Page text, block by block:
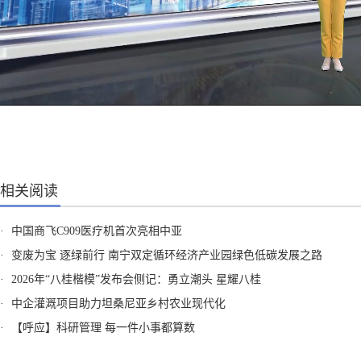
相关阅读
·
中国商飞C909医疗机首次亮相中亚
·
变废为宝 逐绿前行 南宁双定循环经济产业园绿色低碳发展之路
·
2026年“八桂楷模”发布会侧记：勇立潮头 星耀八桂
·
中企灌溉项目助力坦桑尼亚乡村农业现代化
·
【呼应】科研管理 每一件小事都算数